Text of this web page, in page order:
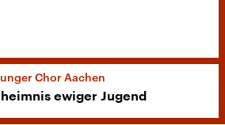
Chor Aachen
ewiger Jugend